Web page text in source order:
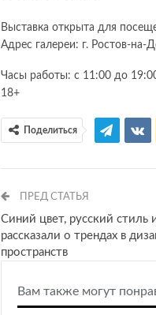
Выставка открыта для
Адрес галереи: г. Ростов-на-
Часы работы: с 11:00 до
18+
Поделиться
ПРЕД СТАТЬЯ
Синий цвет, русский стиль
рассказали о трендах в
пространств
Вам также могут